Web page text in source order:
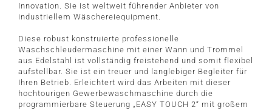
Innovation. Sie ist weltweit führender Anbieter von
industriellem Wäschereiequipment.
Diese robust konstruierte professionelle
Waschschleudermaschine mit einer Wann und Trommel
aus Edelstahl ist vollständig freistehend und somit flexibel
aufstellbar. Sie ist ein treuer und langlebiger Begleiter für
Ihren Betrieb. Erleichtert wird das Arbeiten mit dieser
hochtourigen Gewerbewaschmaschine durch die
programmierbare Steuerung „EASY TOUCH 2“ mit großem